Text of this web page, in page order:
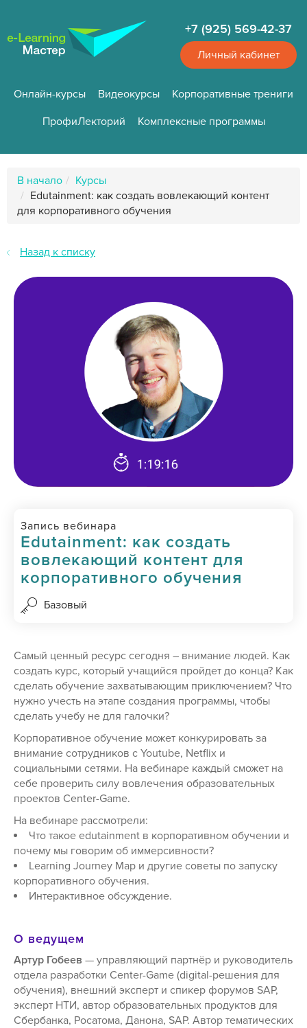
основному
содержанию
+7 (925) 569-42-37
Личный кабинет
Онлайн-курсы Видеокурсы
Корпоративные трениги
ПрофиЛекторий
Комплексные программы
ПутьВ начало
Курсы
Edutainment: как создать вовлекающий контент
для корпоративного обучения
Назад к списку
Запись вебинара
Edutainment: как создать
вовлекающий контент для
корпоративного обучения
Базовый
Самый ценный ресурс сегодня – внимание людей. Как
создать курс, который учащийся пройдет до конца? Как
сделать обучение захватывающим приключением? Что
нужно учесть на этапе создания программы, чтобы
сделать учебу не для галочки?
Корпоративное обучение может конкурировать за
внимание сотрудников с Youtube, Netflix и
социальными сетями. На вебинаре каждый сможет на
себе проверить силу вовлечения образовательных
проектов Center-Game.
На вебинаре рассмотрели:
Что такое edutainment в корпоративном обучении и
почему мы говорим об иммерсивности?
Learning Journey Map и другие советы по запуску
корпоративного обучения.
Интерактивное обсуждение.
О ведущем
Артур Гобеев — управляющий партнёр и руководитель
отдела разработки Center-Game (digital-решения для
обучения), внешний эксперт и спикер форумов SAP,
эксперт НТИ, автор образовательных продуктов для
Сбербанка, Росатома, Данона, SAP. Автор тематических